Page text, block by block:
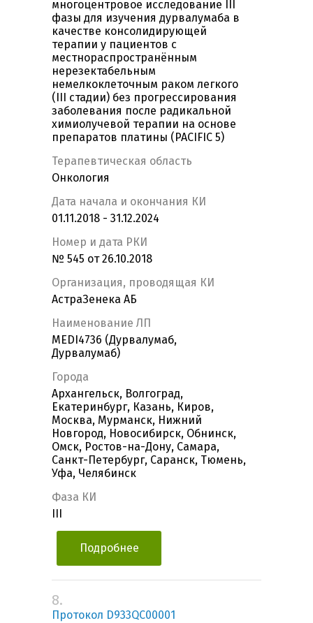
многоцентровое исследование III
фазы для изучения дурвалумаба в
качестве консолидирующей
терапии у пациентов с
местнораспространённым
нерезектабельным
немелкоклеточным раком легкого
(III стадии) без прогрессирования
заболевания после радикальной
химиолучевой терапии на основе
препаратов платины (PACIFIC 5)
Терапевтическая область
Онкология
Дата начала и окончания КИ
01.11.2018 - 31.12.2024
Номер и дата РКИ
№ 545 от 26.10.2018
Организация, проводящая КИ
АстраЗенека АБ
Наименование ЛП
MEDI4736 (Дурвалумаб,
Дурвалумаб)
Города
Архангельск, Волгоград,
Екатеринбург, Казань, Киров,
Москва, Мурманск, Нижний
Новгород, Новосибирск, Обнинск,
Омск, Ростов-на-Дону, Самара,
Санкт-Петербург, Саранск, Тюмень,
Уфа, Челябинск
Фаза КИ
Подробнее
8.
Протокол D933QC00001